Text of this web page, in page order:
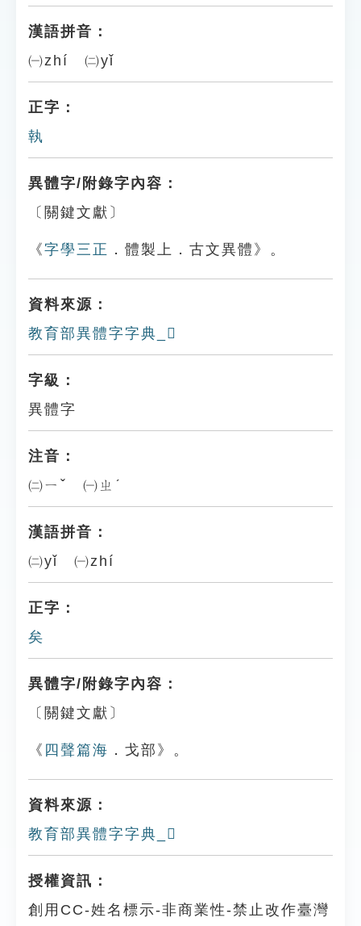
漢語拼音：
㈠zhí ㈡yǐ
正字：
執
異體字/附錄字內容：
〔關鍵文獻〕
《字學三正 ．體製上．古文異體》。
資料來源：
教育部異體字字典_𢦕
字級：
異體字
注音：
㈡ㄧˇ ㈠ㄓˊ
漢語拼音：
㈡yǐ ㈠zhí
正字：
矣
異體字/附錄字內容：
〔關鍵文獻〕
《 四聲篇海 ．戈部》。
資料來源：
教育部異體字字典_𢦕
授權資訊：
創用CC-姓名標示-非商業性-禁止改作臺灣